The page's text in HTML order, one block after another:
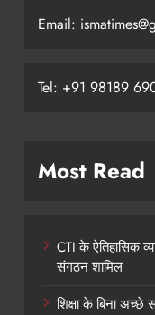
Email:
Tel: +91 98189
Most Read
CTI के ऐतिहासिक
संगठन शामिल
शिक्षा के बिना